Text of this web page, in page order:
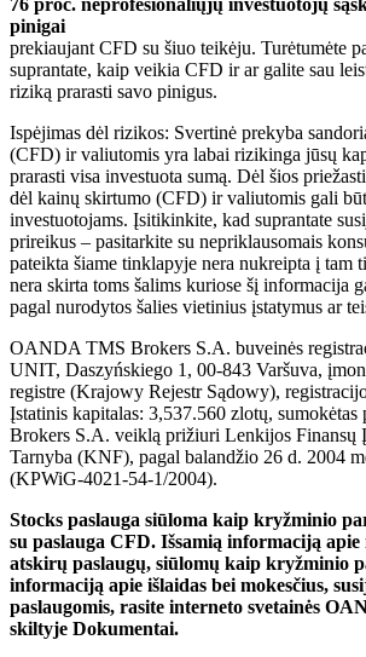
pinigai
prekiaujant CFD su šiuo teikėju. Turėtumėte
suprantate, kaip veikia CFD ir ar galite sau
riziką prarasti savo pinigus.
Ispėjimas dėl rizikos: Svertinė prekyba
(CFD) ir valiutomis yra labai rizikinga jūsų
prarasti visa investuota sumą. Dėl šios
dėl kainų skirtumo (CFD) ir valiutomis gali
investuotojams. Įsitikinkite, kad suprantate
prireikus – pasitarkite su nepriklausomais
pateikta šiame tinklapyje nera nukreipta į tam
nera skirta toms šalims kuriose šį informacija
pagal nurodytos šalies vietinius įstatymus ar
OANDA TMS Brokers S.A. buveinės
UNIT, Daszyńskiego 1, 00-843 Varšuva,
registre (Krajowy Rejestr Sądowy),
Įstatinis kapitalas: 3,537.560 zlotų,
Brokers S.A. veiklą prižiuri Lenkijos Finansų
Tarnyba (KNF), pagal balandžio 26 d. 2004
(KPWiG-4021-54-1/2004).
Stocks paslauga siūloma kaip kryžminio
su paslauga CFD. Išsamią informaciją
atskirų paslaugų, siūlomų kaip kryžminio
informaciją apie išlaidas bei mokesčius,
paslaugomis, rasite interneto svetainės
skiltyje Dokumentai.